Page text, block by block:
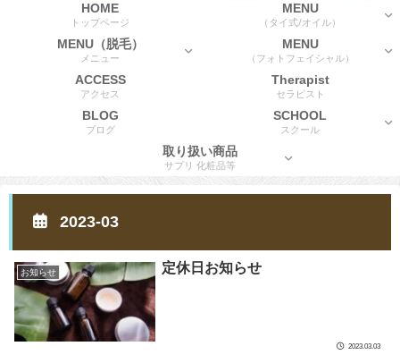
HOME
トップページ
MENU
（タイ式/オイル）
MENU（脱毛）
メニュー
MENU
（フォトフェイシャル）
ACCESS
アクセス
Therapist
セラピスト
BLOG
ブログ
SCHOOL
スクール
取り扱い商品
サプリ 化粧品等
2023-03
お知らせ 定休日お知らせ
2023.03.03